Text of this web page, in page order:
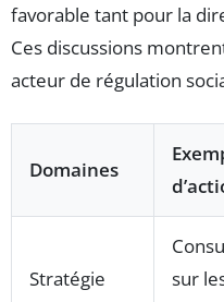
favorable tant pour la
Ces discussions
acteur de régulation
Domaines
Stratégie
sur